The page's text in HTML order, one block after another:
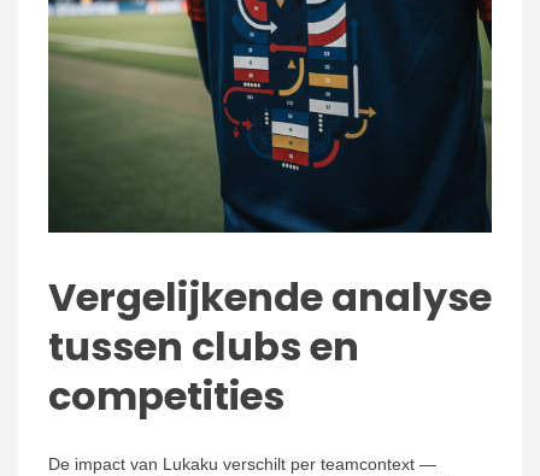
Vergelijkende analyse
tussen clubs en
competities
De impact van Lukaku verschilt per teamcontext —